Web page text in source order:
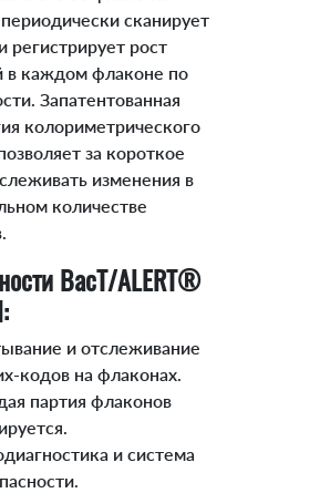
сканирует
регистрирует рост
в каждом флаконе по
Запатентованная
колориметрического
за короткое
изменения в
количестве
BacT/ALERT®
и отслеживание
кодов на флаконах.
партия флаконов
и система